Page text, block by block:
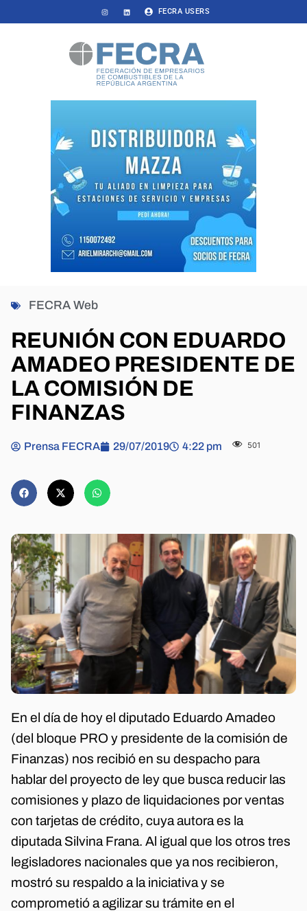
FECRA USERS
FECRA Web
REUNIÓN CON EDUARDO
AMADEO PRESIDENTE DE
LA COMISIÓN DE
FINANZAS
Prensa FECRA 29/07/2019 4:22 pm 501
En el día de hoy el diputado Eduardo Amadeo
(del bloque PRO y presidente de la comisión de
Finanzas) nos recibió en su despacho para
hablar del proyecto de ley que busca reducir las
comisiones y plazo de liquidaciones por ventas
con tarjetas de crédito, cuya autora es la
diputada Silvina Frana. Al igual que los otros tres
legisladores nacionales que ya nos recibieron,
mostró su respaldo a la iniciativa y se
comprometió a agilizar su trámite en el